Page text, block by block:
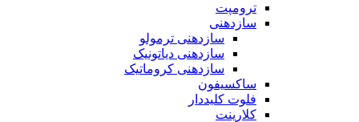
ترومپت
سازدهنی
سازدهنی ترمولو
سازدهنی دیاتونیک
سازدهنی کروماتیک
ساکسیفون
فلوت کلیددار
کلارینت